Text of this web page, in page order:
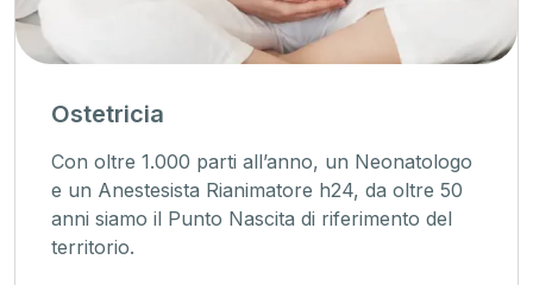
Ostetricia
Con oltre 1.000 parti all’anno, un Neonatologo
e un Anestesista Rianimatore h24, da oltre 50
anni siamo il Punto Nascita di riferimento del
territorio.